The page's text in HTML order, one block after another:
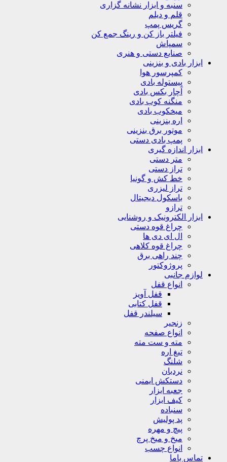
سنبه و ابزار نشانه گزاری
قلم و دیلم
گریس پمپ
فیلتر باز کن و رینگ جمع کن
سمپاش
صنایع دستی و هنری
ابزار بادی و بنزینی
کمپرسور هوا
پیستوله بادی
آچار بکس بادی
منگنه کوب بادی
میخکوب بادی
اره بنزینی
موتور برق بنزینی
پمپ بادی دستی
ابزار اندازه گیری
متر دستی
تراز دستی
خط کش و گونیا
تراز لیزری
باسکول دیجیتال
ترازو
ابزار الکترونیک و روشنایی
چراغ قوه دستی
ال ای دی ها
چراغ قوه کلاهی
چند راهی برق
پروژوکتور
لوازم جانبی
انواع قفل
قفل آویز
قفل کتابی
سیلندر قفل
زنجیر
انواع صفحه
مته و ست مته
تیغ اره
شلنگ
نردبان
دستکش ایمنی
جعبه ابزار
کیف ابزار
سنباده
پد پولیش
پیچ و مهره
میخ و میخ پرچ
انواع چسب
تماس باما